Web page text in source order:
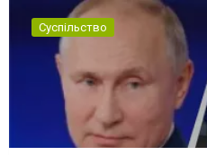
Суспільство